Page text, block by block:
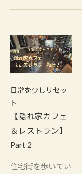
日常を少しリセッ
ト
【隠れ家カフェ
＆レストラン】
Part 2
住宅街を歩いてい